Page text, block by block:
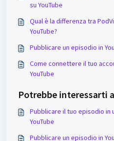
su YouTube
Qual è la differenza tra
YouTube?
Pubblicare un episodio in
Come connettere il tuo
YouTube
Potrebbe interessarti
Pubblicare il tuo episodio in
YouTube
Pubblicare un episodio in